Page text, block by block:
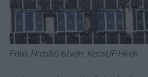
Fotó: Hraskó István, KecsUP Hírek